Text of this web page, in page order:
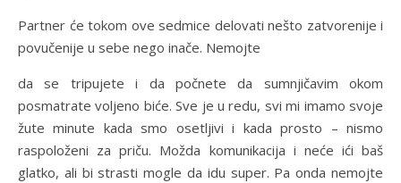
Partner će tokom ove sedmice delovati nešto zatvorenije i
povučenije u sebe nego inače. Nemojte
da se tripujete i da počnete da sumnjičavim okom
posmatrate voljeno biće. Sve je u redu, svi mi imamo svoje
žute minute kada smo osetljivi i kada prosto – nismo
raspoloženi za priču. Možda komunikacija i neće ići baš
glatko, ali bi strasti mogle da idu super. Pa onda nemojte